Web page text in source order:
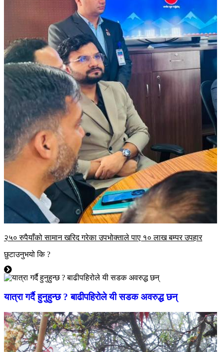
२५० रुपैयाँको सामान खरिद गरेका उपभोक्ताले पाए १० लाख बम्पर उपहार
छुटाउनुभयो कि ?
यात्रा गर्दै हुनुहुन्छ ? बाढीपहिरोले यी सडक अवरुद्ध छन्